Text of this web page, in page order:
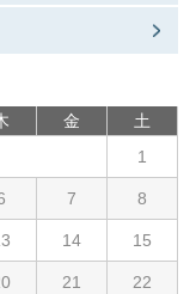
金 土
1
7 8
14 15
21 22